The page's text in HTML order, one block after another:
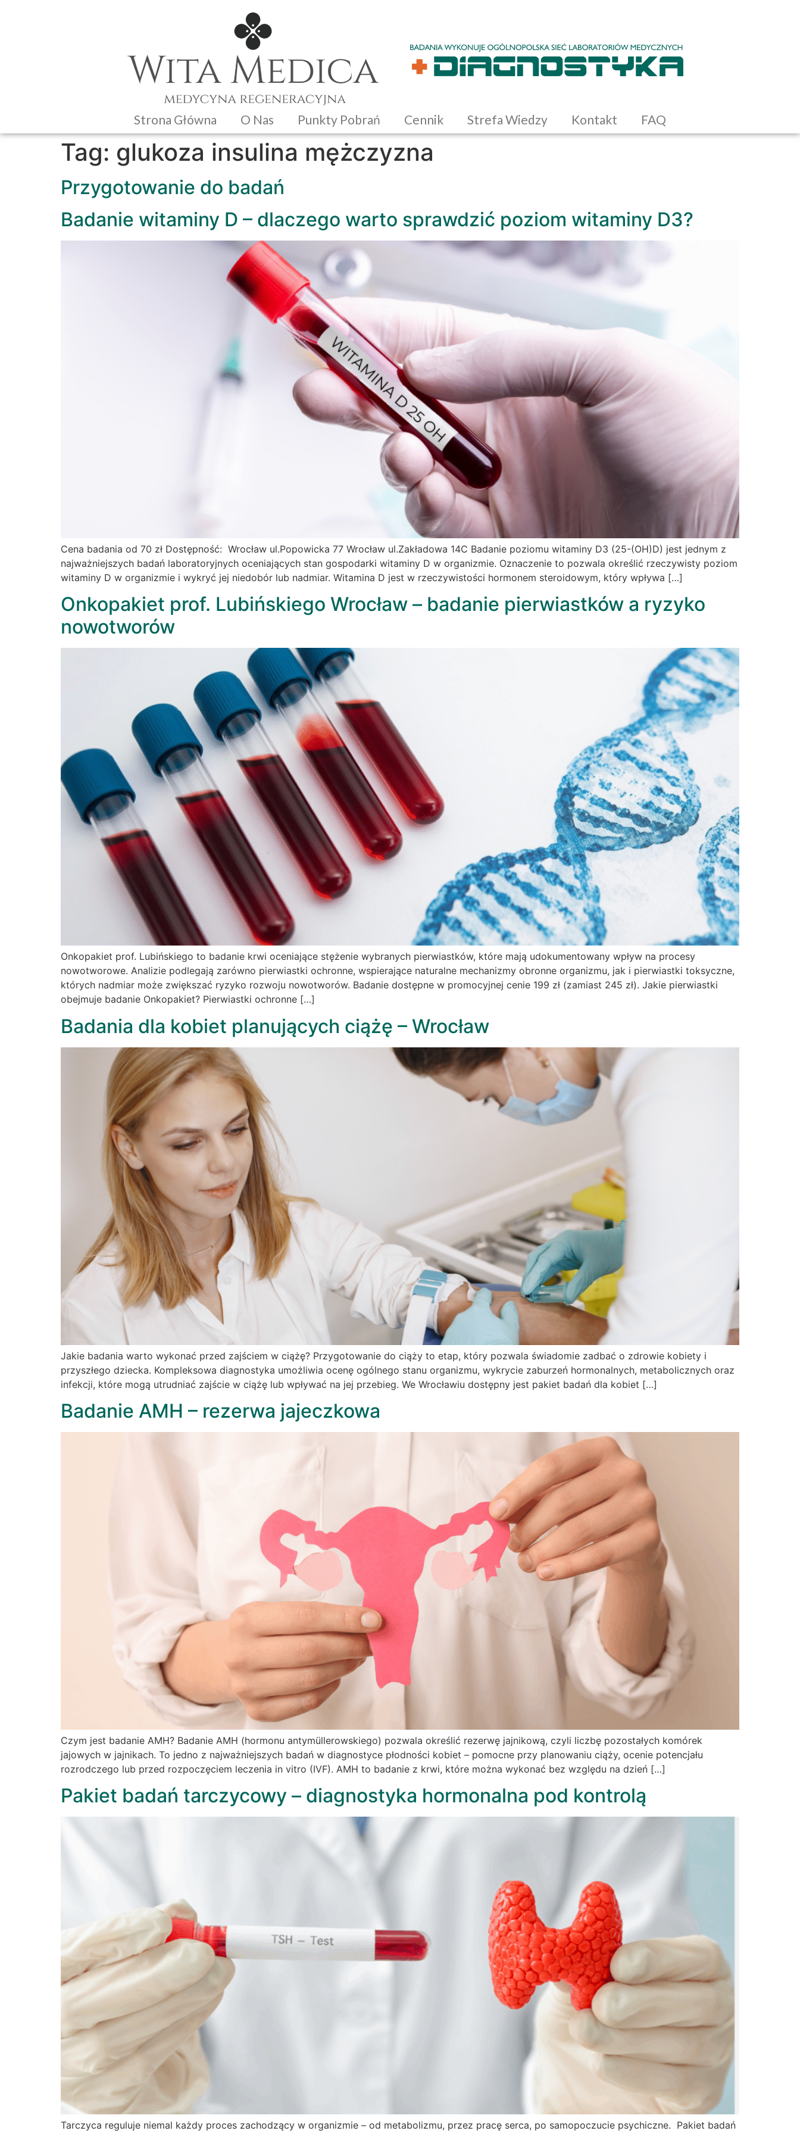
Strona Główna O Nas Punkty Pobrań Cennik Strefa Wiedzy Kontakt FAQ
Tag: glukoza insulina mężczyzna
Przygotowanie do badań
Badanie witaminy D – dlaczego warto sprawdzić poziom witaminy D3?
Cena badania od 70 zł Dostępność: Wrocław ul.Popowicka 77 Wrocław ul.Zakładowa 14C Badanie poziomu witaminy D3 (25-(OH)D) jest jednym z
najważniejszych badań laboratoryjnych oceniających stan gospodarki witaminy D w organizmie. Oznaczenie to pozwala określić rzeczywisty poziom
witaminy D w organizmie i wykryć jej niedobór lub nadmiar. Witamina D jest w rzeczywistości hormonem steroidowym, który wpływa […]
Onkopakiet prof. Lubińskiego Wrocław – badanie pierwiastków a ryzyko
nowotworów
Onkopakiet prof. Lubińskiego to badanie krwi oceniające stężenie wybranych pierwiastków, które mają udokumentowany wpływ na procesy
nowotworowe. Analizie podlegają zarówno pierwiastki ochronne, wspierające naturalne mechanizmy obronne organizmu, jak i pierwiastki toksyczne,
których nadmiar może zwiększać ryzyko rozwoju nowotworów. Badanie dostępne w promocyjnej cenie 199 zł (zamiast 245 zł). Jakie pierwiastki
obejmuje badanie Onkopakiet? Pierwiastki ochronne […]
Badania dla kobiet planujących ciążę – Wrocław
Jakie badania warto wykonać przed zajściem w ciążę? Przygotowanie do ciąży to etap, który pozwala świadomie zadbać o zdrowie kobiety i
przyszłego dziecka. Kompleksowa diagnostyka umożliwia ocenę ogólnego stanu organizmu, wykrycie zaburzeń hormonalnych, metabolicznych oraz
infekcji, które mogą utrudniać zajście w ciążę lub wpływać na jej przebieg. We Wrocławiu dostępny jest pakiet badań dla kobiet […]
Badanie AMH – rezerwa jajeczkowa
Czym jest badanie AMH? Badanie AMH (hormonu antymüllerowskiego) pozwala określić rezerwę jajnikową, czyli liczbę pozostałych komórek
jajowych w jajnikach. To jedno z najważniejszych badań w diagnostyce płodności kobiet – pomocne przy planowaniu ciąży, ocenie potencjału
rozrodczego lub przed rozpoczęciem leczenia in vitro (IVF). AMH to badanie z krwi, które można wykonać bez względu na dzień […]
Pakiet badań tarczycowy – diagnostyka hormonalna pod kontrolą
Tarczyca reguluje niemal każdy proces zachodzący w organizmie – od metabolizmu, przez pracę serca, po samopoczucie psychiczne. Pakiet badań